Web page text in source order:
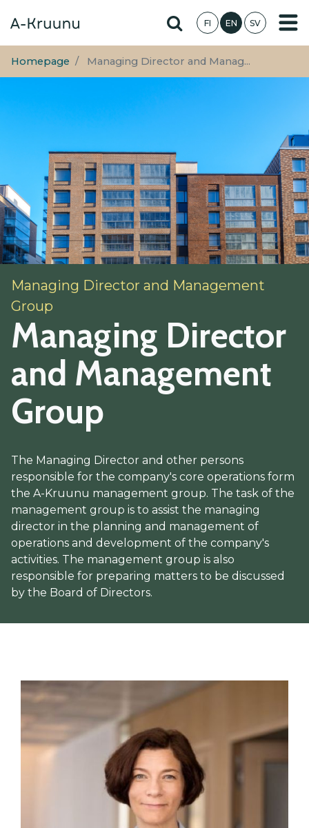
main
content
Hae sivustolta
FI EN SV
Homepage Managing Director and Manag...
Managing Director and Management
Group
Managing Director
and Management
Group
The Managing Director and other persons
responsible for the company's core operations form
the A-Kruunu management group. The task of the
management group is to assist the managing
director in the planning and management of
operations and development of the company's
activities. The management group is also
responsible for preparing matters to be discussed
by the Board of Directors.